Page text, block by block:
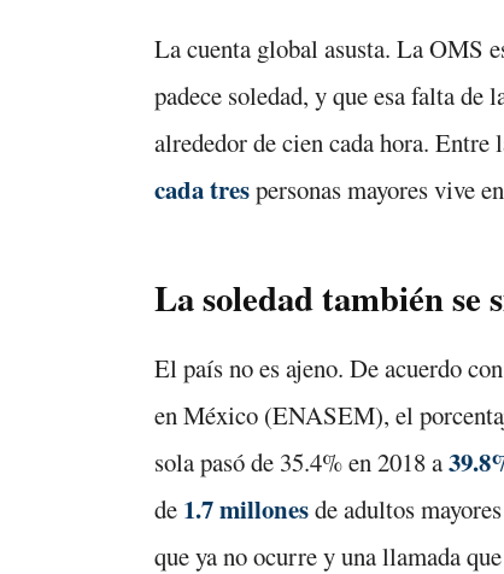
La cuenta global asusta. La OMS
padece soledad, y que esa falta de
alrededor de cien cada hora. Entre
cada trespersonas mayores vive
La soledad también se
El país no es ajeno. De acuerdo
en México (ENASEM), el
sola pasó de 35.4% en 2018 a
de 1.7 millonesde adultos
que ya no ocurre y una llamada